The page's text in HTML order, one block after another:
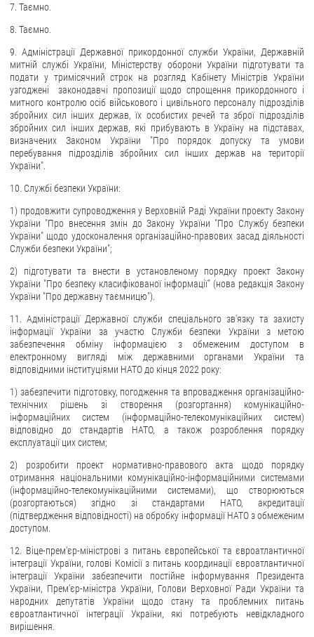
7. Таємно.
8. Таємно.
9. Адміністрації Державної прикордонної служби України, Державній
митній службі України, Міністерству оборони України підготувати та
подати у тримісячний строк на розгляд Кабінету Міністрів України
узгоджені законодавчі пропозиції щодо спрощення прикордонного і
митного контролю осіб військового і цивільного персоналу підрозділів
збройних сил інших держав, їх особистих речей та зброї підрозділів
збройних сил інших держав, які прибувають в Україну на підставах,
визначених Законом України "Про порядок допуску та умови
перебування підрозділів збройних сил інших держав на території
України".
10. Службі безпеки України:
1) продовжити супроводження у Верховній Раді України проекту Закону
України "Про внесення змін до Закону України "Про Службу безпеки
України" щодо удосконалення організаційно-правових засад діяльності
Служби безпеки України";
2) підготувати та внести в установленому порядку проект Закону
України "Про безпеку класифікованої інформації" (нова редакція Закону
України "Про державну таємницю").
11. Адміністрації Державної служби спеціального зв'язку та захисту
інформації України за участю Служби безпеки України з метою
забезпечення обміну інформацією з обмеженим доступом в
електронному вигляді між державними органами України та
відповідними інституціями НАТО до кінця 2022 року:
1) забезпечити підготовку, погодження та впровадження організаційно-
технічних рішень зі створення (розгортання) комунікаційно-
інформаційних систем (інформаційно-телекомунікаційних систем)
відповідно до стандартів НАТО, а також розроблення порядку
експлуатації цих систем;
2) розробити проект нормативно-правового акта щодо порядку
отримання національними комунікаційно-інформаційними системами
(інформаційно-телекомунікаційними системами), що створюються
(розгортаються) згідно зі стандартами НАТО, акредитації
(підтвердження відповідності) на обробку інформації НАТО з обмеженим
доступом.
12. Віце-прем'єр-міністрові з питань європейської та євроатлантичної
інтеграції України, голові Комісії з питань координації євроатлантичної
інтеграції України забезпечити постійне інформування Президента
України, Прем'єр-міністра України, Голови Верховної Ради України та
народних депутатів України щодо стану та проблемних питань
євроатлантичної інтеграції України, які потребують невідкладного
вирішення.